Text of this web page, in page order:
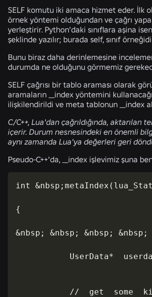
SELF komutu iki amaca hizmet eder. İlk
örnek yöntemi olduğundan ve çağrı
yerleştirir. Python'daki sınıflara aşina
şeklinde yazılır; burada self, sınıf
Bunu biraz daha derinlemesine
durumda ne olduğunu görmemiz
SELF çağrısı bir tablo araması olarak
aramaların __index yöntemini
ilişkilendirildi ve meta tablonun __index
C/C++, Lua'dan çağrıldığında,
içerir. Durum nesnesindeki en önemli
aynı zamanda Lua'ya değerleri geri
Pseudo-C++'da, __index işlevimiz şuna
int
{
&nbsp; &nbsp; &nbsp;
UserData*
//  get  some